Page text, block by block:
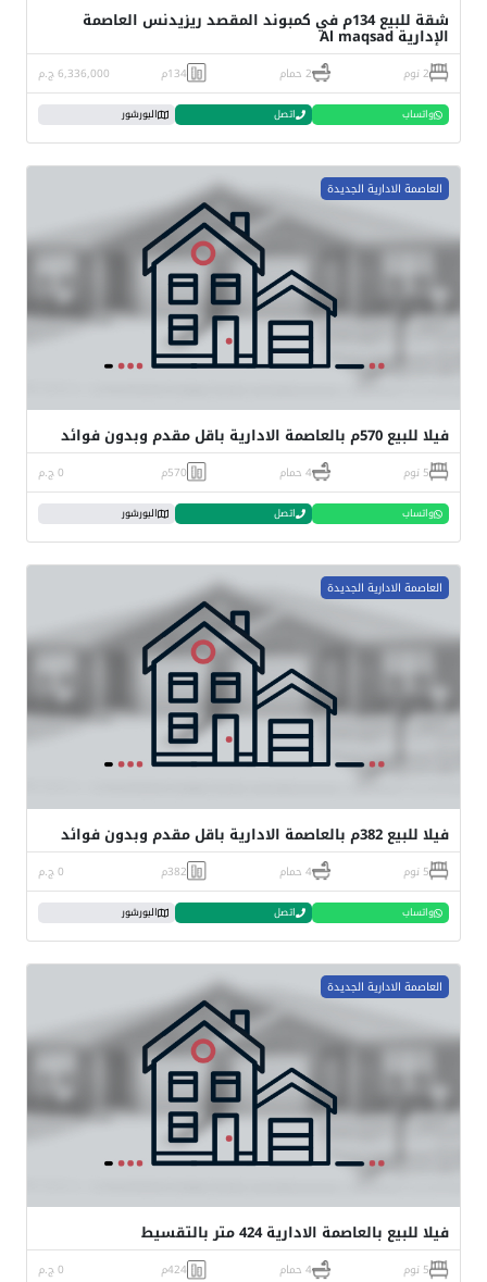
شقة للبيع 134م في كمبوند المقصد ريزيدنس العاصمة
الإدارية Al maqsad
2 نوم 2 حمام 134م 6,336,000 ج.م
واتساب اتصل البورشور
العاصمة الادارية الجديدة
فيلا للبيع 570م بالعاصمة الادارية باقل مقدم وبدون فوائد
5 نوم 4 حمام 570م 0 ج.م
واتساب اتصل البورشور
العاصمة الادارية الجديدة
فيلا للبيع 382م بالعاصمة الادارية باقل مقدم وبدون فوائد
5 نوم 4 حمام 382م 0 ج.م
واتساب اتصل البورشور
العاصمة الادارية الجديدة
فيلا للبيع بالعاصمة الادارية 424 متر بالتقسيط
5 نوم 4 حمام 424م 0 ج.م